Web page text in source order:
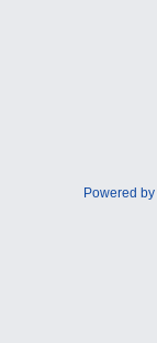
Powered